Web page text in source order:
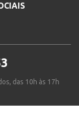
das 10h às 17h